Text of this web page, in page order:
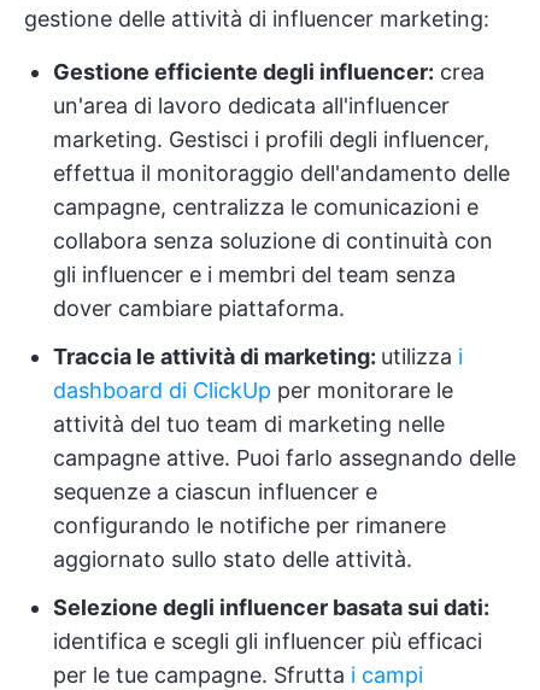
gestione delle attività di influencer marketing:
Gestione efficiente degli influencer: crea
un'area di lavoro dedicata all'influencer
marketing. Gestisci i profili degli influencer,
effettua il monitoraggio dell'andamento delle
campagne, centralizza le comunicazioni e
collabora senza soluzione di continuità con
gli influencer e i membri del team senza
dover cambiare piattaforma.
Traccia le attività di marketing: utilizza i
dashboard di ClickUp per monitorare le
attività del tuo team di marketing nelle
campagne attive. Puoi farlo assegnando delle
sequenze a ciascun influencer e
configurando le notifiche per rimanere
aggiornato sullo stato delle attività.
Selezione degli influencer basata sui dati:
identifica e scegli gli influencer più efficaci
per le tue campagne. Sfrutta i campi